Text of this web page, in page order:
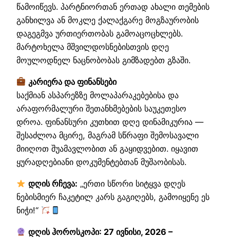
წამოიწევს. პარტნიორთან ერთად ახალი თემების
განხილვა ან მოკლე ქალაქგარე მოგზაურობის
დაგეგმვა ურთიერთობას გამოაცოცხლებს.
მარტოხელა მშვილდოსნებისთვის დღე
მოულოდნელ ნაცნობობას გიმზადებთ გზაში.
კარიერა და ფინანსები
საქმიან ასპარეზზე მოლაპარაკებებისა და
არაფორმალური შეთანხმებების საუკეთესო
დროა. ფინანსური კუთხით დღე დინამიკურია —
შესაძლოა მცირე, მაგრამ სწრაფი შემოსავალი
მიიღოთ შუამავლობით ან გაყიდვებით. იყავით
ყურადღებიანი დოკუმენტებთან მუშაობისას.
დღის რჩევა: „ერთი სწორი სიტყვა დღეს
ნებისმიერ ჩაკეტილ კარს გაგიღებს, გამოიყენე ეს
ნიჭი!“
დღის ჰოროსკოპი: 27 ივნისი, 2026 –